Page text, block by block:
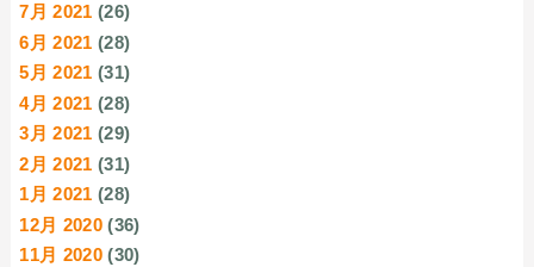
7月 2021 (26)
6月 2021 (28)
5月 2021 (31)
4月 2021 (28)
3月 2021 (29)
2月 2021 (31)
1月 2021 (28)
12月 2020 (36)
11月 2020 (30)